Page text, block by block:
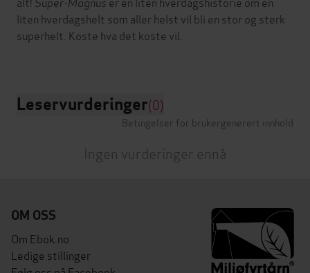
liten hverdagshelt som aller helst vil bli en stor og sterk
superhelt. Koste hva det koste vil.
Leservurderinger(0)
Betingelser for brukergenerert innhold
Ingen vurderinger ennå
OM OSS
Om Ebok.no
Ledige stillinger